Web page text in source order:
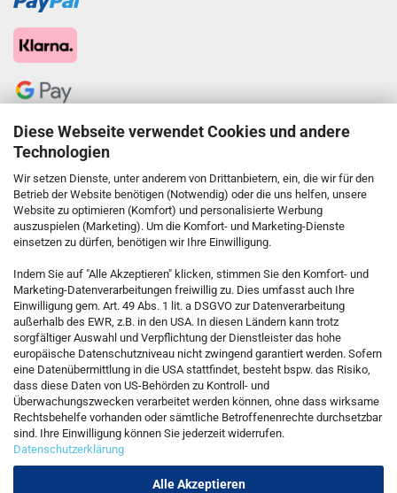
Diese Webseite verwendet Cookies und andere
Technologien
Wir setzen Dienste, unter anderem von Drittanbietern, ein, die wir für den
Betrieb der Website benötigen (Notwendig) oder die uns helfen, unsere
Website zu optimieren (Komfort) und personalisierte Werbung
auszuspielen (Marketing). Um die Komfort- und Marketing-Dienste
einsetzen zu dürfen, benötigen wir Ihre Einwilligung.
Indem Sie auf "Alle Akzeptieren" klicken, stimmen Sie den Komfort- und
Marketing-Datenverarbeitungen freiwillig zu. Dies umfasst auch Ihre
Einwilligung gem. Art. 49 Abs. 1 lit. a DSGVO zur Datenverarbeitung
außerhalb des EWR, z.B. in den USA. In diesen Ländern kann trotz
sorgfältiger Auswahl und Verpflichtung der Dienstleister das hohe
europäische Datenschutzniveau nicht zwingend garantiert werden. Sofern
eine Datenübermittlung in die USA stattfindet, besteht bspw. das Risiko,
dass diese Daten von US-Behörden zu Kontroll- und
Überwachungszwecken verarbeitet werden können, ohne dass wirksame
Rechtsbehelfe vorhanden oder sämtliche Betroffenenrechte durchsetzbar
sind. Ihre Einwilligung können Sie jederzeit widerrufen.
Datenschutzerklärung
Alle Akzeptieren
KONTAKT
Kostenfreie Service-Hotline
0800 5892815
Callback Service
Kontaktformular